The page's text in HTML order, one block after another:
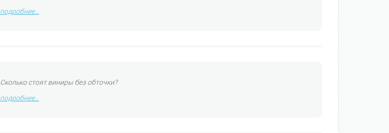
подробнее...
Сколько стоят виниры без обточки?
подробнее...